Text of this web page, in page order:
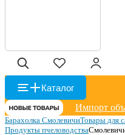
Каталог
Импорт
Барахолка СмолевичиТовары для
Продукты пчеловодства